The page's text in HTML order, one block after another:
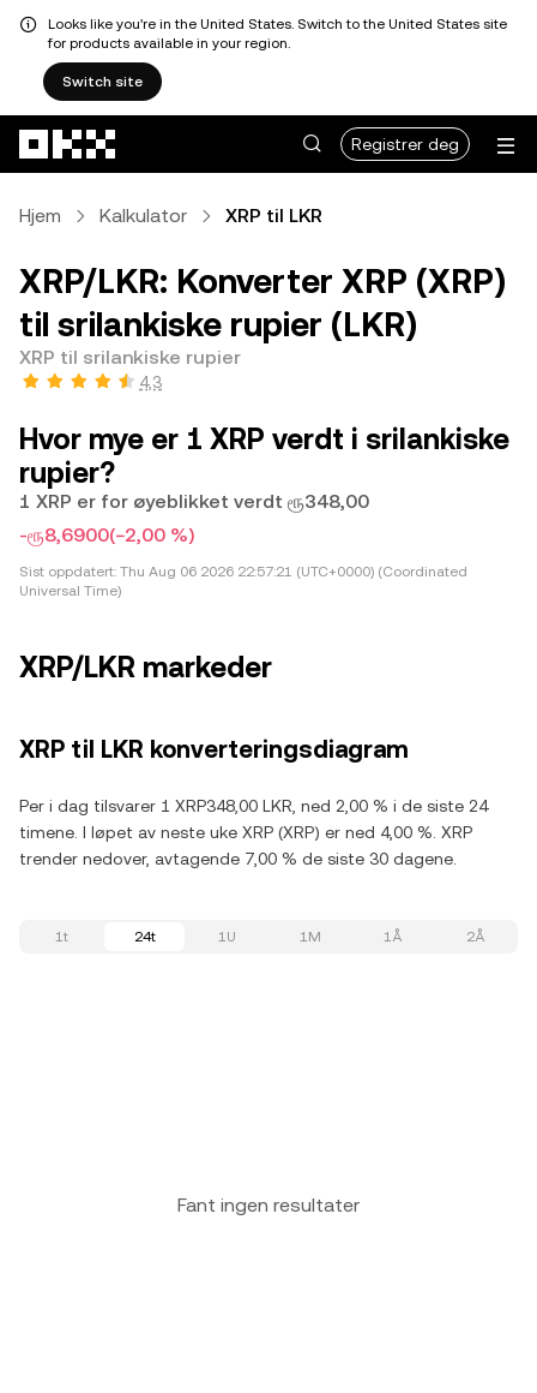
Looks like you're in the United States. Switch to the United States site
for products available in your region.
Switch site
Registrer deg
Hjem Kalkulator XRP til LKR
XRP/LKR: Konverter XRP (XRP)
til srilankiske rupier (LKR)
XRP til srilankiske rupier
4,3
Hvor mye er 1 XRP verdt i srilankiske
rupier?
1 XRP er for øyeblikket verdt ரூ348,00
-ரூ8,6900(−2,00 %)
Sist oppdatert: Thu Aug 06 2026 22:57:21 (UTC+0000) (Coordinated
Universal Time)
XRP/LKR markeder
XRP til LKR konverteringsdiagram
Per i dag tilsvarer 1 XRP348,00 LKR, ned 2,00 % i de siste 24
timene. I løpet av neste uke XRP (XRP) er ned 4,00 %. XRP
trender nedover, avtagende 7,00 % de siste 30 dagene.
1t 24t 1U 1M 1Å 2Å
Fant ingen resultater